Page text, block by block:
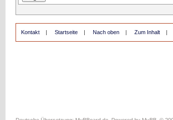
Kontakt | Startseite | Nach oben | Zum Inhalt |